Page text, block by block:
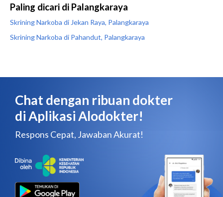
Paling dicari di Palangkaraya
Skrining Narkoba di Jekan Raya, Palangkaraya
Skrining Narkoba di Pahandut, Palangkaraya